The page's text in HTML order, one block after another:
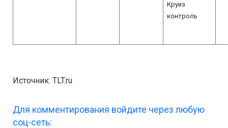
Круиз
контроль
Источник: TLT.ru
Для комментирования войдите через любую
соц-сеть: